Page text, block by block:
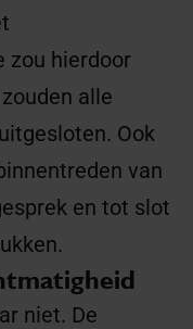
zou hierdoor
alle
Ook
van
en tot slot
niet. De